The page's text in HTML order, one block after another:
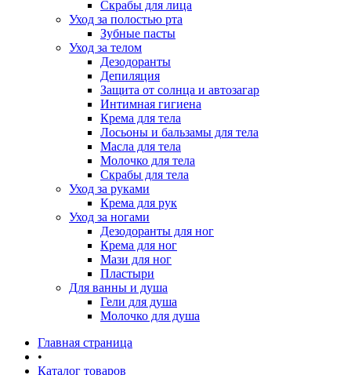
Скрабы для лица
Уход за полостью рта
Зубные пасты
Уход за телом
Дезодоранты
Депиляция
Защита от солнца и автозагар
Интимная гигиена
Крема для тела
Лосьоны и бальзамы для тела
Масла для тела
Молочко для тела
Скрабы для тела
Уход за руками
Крема для рук
Уход за ногами
Дезодоранты для ног
Крема для ног
Мази для ног
Пластыри
Для ванны и душа
Гели для душа
Молочко для душа
Главная страница
•
Каталог товаров